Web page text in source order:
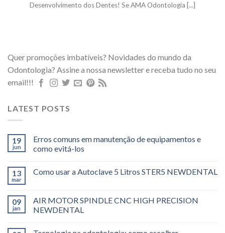
Desenvolvimento dos Dentes! Se AMA Odontologia [...]
Quer promoções imbatíveis? Novidades do mundo da
Odontologia? Assine a nossa newsletter e receba tudo no seu
email!!!
LATEST POSTS
19
jun
Erros comuns em manutenção de equipamentos e
como evitá-los
13
mar
Como usar a Autoclave 5 Litros STER5 NEWDENTAL
09
jan
AIR MOTOR SPINDLE CNC HIGH PRECISION
NEWDENTAL